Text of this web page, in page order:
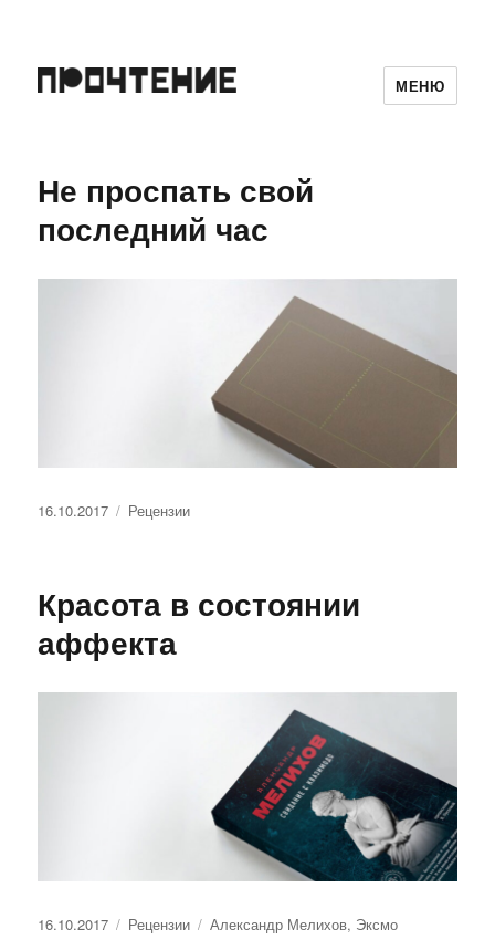
МЕНЮ
Не проспать свой
последний час
Опубликовано
16.10.2017 Рубрики
Рецензии
Красота в состоянии
аффекта
Опубликовано
16.10.2017 Рубрики
Рецензии Метки
Александр Мелихов, Эксмо